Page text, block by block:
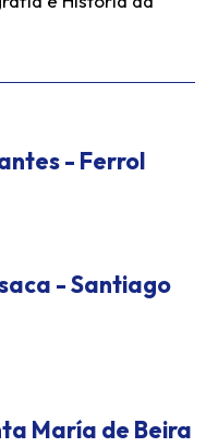
- Ferrol
- Santiago
María de Beira